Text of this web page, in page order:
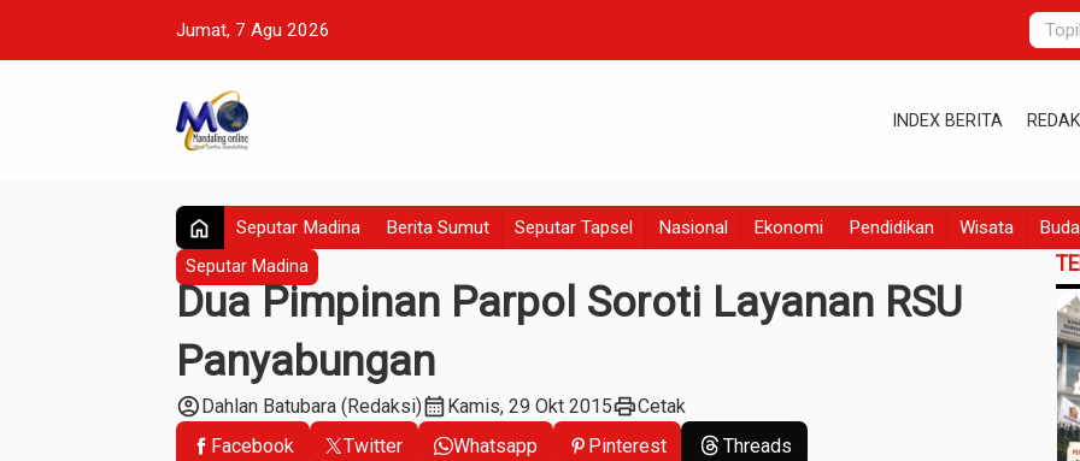
Jumat, 7 Agu 2026
INDEX BERITA
home Seputar Madina Berita Sumut Seputar Tapsel Nasional Ekonomi Pendidikan Wisata
Seputar Madina
Dua Pimpinan Parpol Soroti Layanan RSU
Panyabungan
account_circleDahlan Batubara (Redaksi)calendar_monthKamis, 29 Okt 2015printCetak
Facebook
Twitter Whatsapp Pinterest Threads